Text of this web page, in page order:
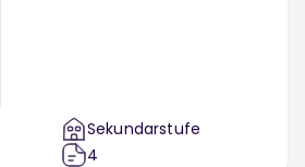
Sekundarstufe
4